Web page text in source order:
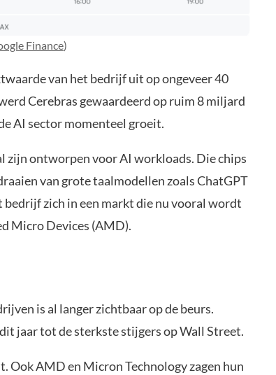
Finance)
van het bedrijf uit op ongeveer 40
Cerebras gewaardeerd op ruim 8 miljard
AI sector momenteel groeit.
zijn ontworpen voor AI workloads. Die chips
van grote taalmodellen zoals ChatGPT
bedrijf zich in een markt die nu vooral wordt
Micro Devices (AMD).
is al langer zichtbaar op de beurs.
jaar tot de sterkste stijgers op Wall Street.
Ook AMD en Micron Technology zagen hun